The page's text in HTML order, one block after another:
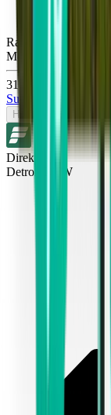
Raleigh RDU
Mon, Sep 28
31 €
Suche
Hin- und Rückreise
Direkt
Detroit DTW